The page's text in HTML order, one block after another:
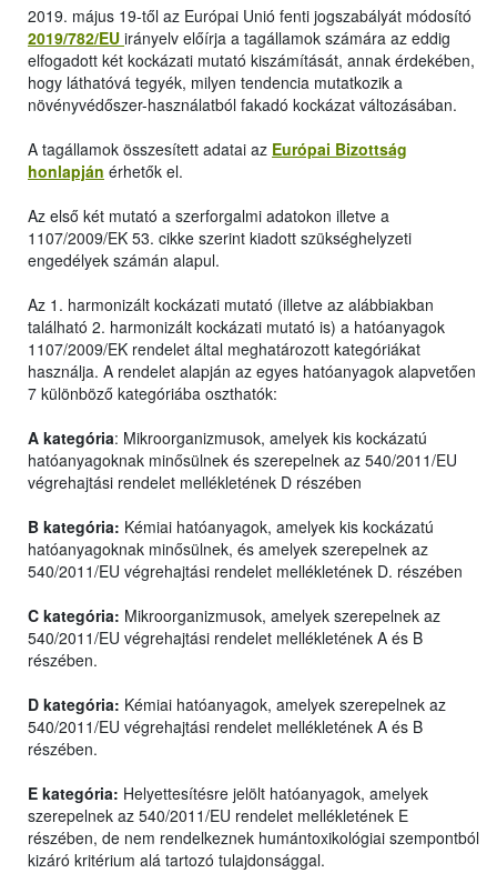
2019. május 19-től az Európai Unió fenti jogszabályát módosító
2019/782/EU irányelv előírja a tagállamok számára az eddig
elfogadott két kockázati mutató kiszámítását, annak érdekében,
hogy láthatóvá tegyék, milyen tendencia mutatkozik a
növényvédőszer-használatból fakadó kockázat változásában.
A tagállamok összesített adatai az Európai Bizottság
honlapján érhetők el.
Az első két mutató a szerforgalmi adatokon illetve a
1107/2009/EK 53. cikke szerint kiadott szükséghelyzeti
engedélyek számán alapul.
Az 1. harmonizált kockázati mutató (illetve az alábbiakban
található 2. harmonizált kockázati mutató is) a hatóanyagok
1107/2009/EK rendelet által meghatározott kategóriákat
használja. A rendelet alapján az egyes hatóanyagok alapvetően
7 különböző kategóriába oszthatók:
A kategória: Mikroorganizmusok, amelyek kis kockázatú
hatóanyagoknak minősülnek és szerepelnek az 540/2011/EU
végrehajtási rendelet mellékletének D részében
B kategória: Kémiai hatóanyagok, amelyek kis kockázatú
hatóanyagoknak minősülnek, és amelyek szerepelnek az
540/2011/EU végrehajtási rendelet mellékletének D. részében
C kategória: Mikroorganizmusok, amelyek szerepelnek az
540/2011/EU végrehajtási rendelet mellékletének A és B
részében.
D kategória: Kémiai hatóanyagok, amelyek szerepelnek az
540/2011/EU végrehajtási rendelet mellékletének A és B
részében.
E kategória: Helyettesítésre jelölt hatóanyagok, amelyek
szerepelnek az 540/2011/EU rendelet mellékletének E
részében, de nem rendelkeznek humántoxikológiai szempontból
kizáró kritérium alá tartozó tulajdonsággal.